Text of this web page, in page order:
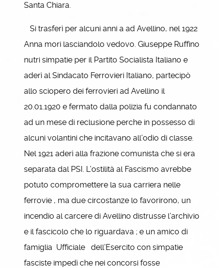
Santa Chiara.
Si trasferì per alcuni anni a ad Avellino, nel 1922
Anna mori lasciandolo vedovo. Giuseppe Ruffino
nutri simpatie per il Partito Socialista Italiano e
aderì al Sindacato Ferrovieri Italiano, partecipò
allo sciopero dei ferrovieri ad Avellino il
20.01.1920 e fermato dalla polizia fu condannato
ad un mese di reclusione perche in possesso di
alcuni volantini che incitavano all’odio di classe.
Nel 1921 aderì alla frazione comunista che si era
separata dal PSI. L’ostilità al Fascismo avrebbe
potuto compromettere la sua carriera nelle
ferrovie , ma due circostanze lo favorirono, un
incendio al carcere di Avellino distrusse l’archivio
e il fascicolo che lo riguardava ; e un amico di
famiglia Ufficiale dell’Esercito con simpatie
fasciste impedì che nei concorsi fosse